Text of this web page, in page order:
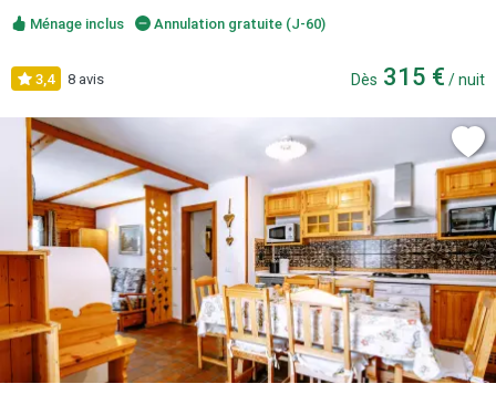
Ménage inclus Annulation gratuite (J-60)
3,4 8 avis Dès 315 € / nuit